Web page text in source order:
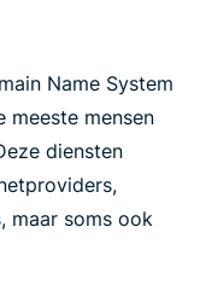
Name System
meeste mensen
diensten
maar soms ook